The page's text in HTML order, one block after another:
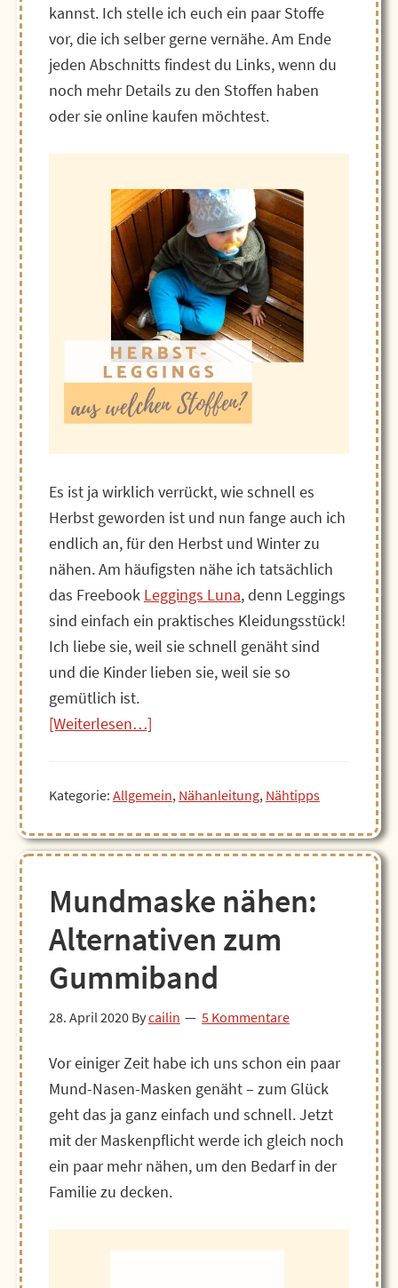
kannst. Ich stelle ich euch ein paar Stoffe
vor, die ich selber gerne vernähe. Am Ende
jeden Abschnitts findest du Links, wenn du
noch mehr Details zu den Stoffen haben
oder sie online kaufen möchtest.
Es ist ja wirklich verrückt, wie schnell es
Herbst geworden ist und nun fange auch ich
endlich an, für den Herbst und Winter zu
nähen. Am häufigsten nähe ich tatsächlich
das Freebook Leggings Luna, denn Leggings
sind einfach ein praktisches Kleidungsstück!
Ich liebe sie, weil sie schnell genäht sind
und die Kinder lieben sie, weil sie so
gemütlich ist.
[Weiterlesen…]Über7
warme
zu
Kategorie: Allgemein, Nähanleitung, Nähtipps
Mundmaske nähen:
Alternativen zum
Gummiband
28. April 2020Bycailin 5 Kommentare
Vor einiger Zeit habe ich uns schon ein paar
Mund-Nasen-Masken genäht – zum Glück
geht das ja ganz einfach und schnell. Jetzt
mit der Maskenpflicht werde ich gleich noch
ein paar mehr nähen, um den Bedarf in der
Familie zu decken.